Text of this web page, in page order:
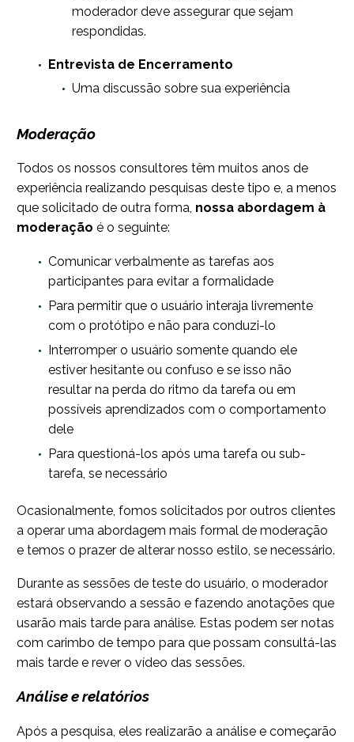
moderador deve assegurar que sejam
respondidas.
Entrevista de Encerramento
Uma discussão sobre sua experiência
Moderação
Todos os nossos consultores têm muitos anos de
experiência realizando pesquisas deste tipo e, a menos
que solicitado de outra forma, nossa abordagem à
moderação é o seguinte:
Comunicar verbalmente as tarefas aos
participantes para evitar a formalidade
Para permitir que o usuário interaja livremente
com o protótipo e não para conduzi-lo
Interromper o usuário somente quando ele
estiver hesitante ou confuso e se isso não
resultar na perda do ritmo da tarefa ou em
possíveis aprendizados com o comportamento
dele
Para questioná-los após uma tarefa ou sub-
tarefa, se necessário
Ocasionalmente, fomos solicitados por outros clientes
a operar uma abordagem mais formal de moderação
e temos o prazer de alterar nosso estilo, se necessário.
Durante as sessões de teste do usuário, o moderador
estará observando a sessão e fazendo anotações que
usarão mais tarde para análise. Estas podem ser notas
com carimbo de tempo para que possam consultá-las
mais tarde e rever o vídeo das sessões.
Análise e relatórios
Após a pesquisa, eles realizarão a análise e começarão